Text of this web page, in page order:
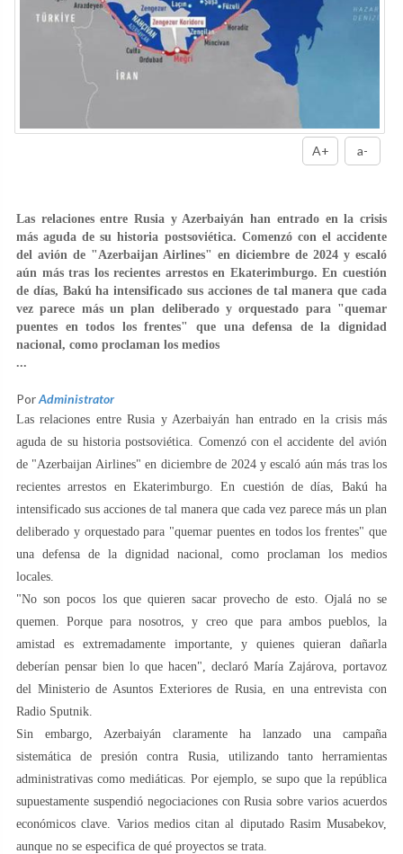
A+ a-
Las relaciones entre Rusia y Azerbaiyán han entrado en la crisis
más aguda de su historia postsoviética. Comenzó con el accidente
del avión de "Azerbaijan Airlines" en diciembre de 2024 y escaló
aún más tras los recientes arrestos en Ekaterimburgo. En cuestión
de días, Bakú ha intensificado sus acciones de tal manera que cada
vez parece más un plan deliberado y orquestado para "quemar
puentes en todos los frentes" que una defensa de la dignidad
nacional, como proclaman los medios
...
PorAdministrator
Las relaciones entre Rusia y Azerbaiyán han entrado en la crisis más
aguda de su historia postsoviética. Comenzó con el accidente del avión
de "Azerbaijan Airlines" en diciembre de 2024 y escaló aún más tras los
recientes arrestos en Ekaterimburgo. En cuestión de días, Bakú ha
intensificado sus acciones de tal manera que cada vez parece más un plan
deliberado y orquestado para "quemar puentes en todos los frentes" que
una defensa de la dignidad nacional, como proclaman los medios
locales.
"No son pocos los que quieren sacar provecho de esto. Ojalá no se
quemen. Porque para nosotros, y creo que para ambos pueblos, la
amistad es extremadamente importante, y quienes quieran dañarla
deberían pensar bien lo que hacen", declaró María Zajárova, portavoz
del Ministerio de Asuntos Exteriores de Rusia, en una entrevista con
Radio Sputnik.
Sin embargo, Azerbaiyán claramente ha lanzado una campaña
sistemática de presión contra Rusia, utilizando tanto herramientas
administrativas como mediáticas. Por ejemplo, se supo que la república
supuestamente suspendió negociaciones con Rusia sobre varios acuerdos
económicos clave. Varios medios citan al diputado Rasim Musabekov,
aunque no se especifica de qué proyectos se trata.